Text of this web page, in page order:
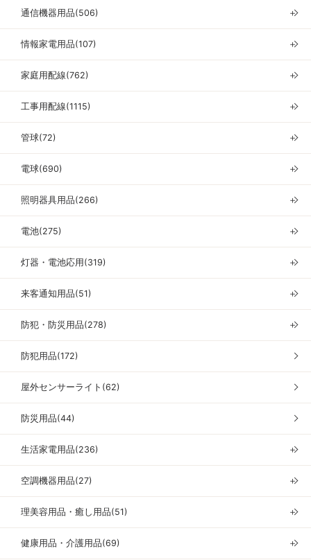
通信機器用品(506) ＋
情報家電用品(107) ＋
家庭用配線(762) ＋
工事用配線(1115) ＋
管球(72) ＋
電球(690) ＋
照明器具用品(266) ＋
電池(275) ＋
灯器・電池応用(319) ＋
来客通知用品(51) ＋
防犯・防災用品(278) ＋
防犯用品(172)
屋外センサーライト(62)
防災用品(44)
生活家電用品(236) ＋
空調機器用品(27) ＋
理美容用品・癒し用品(51) ＋
健康用品・介護用品(69) ＋